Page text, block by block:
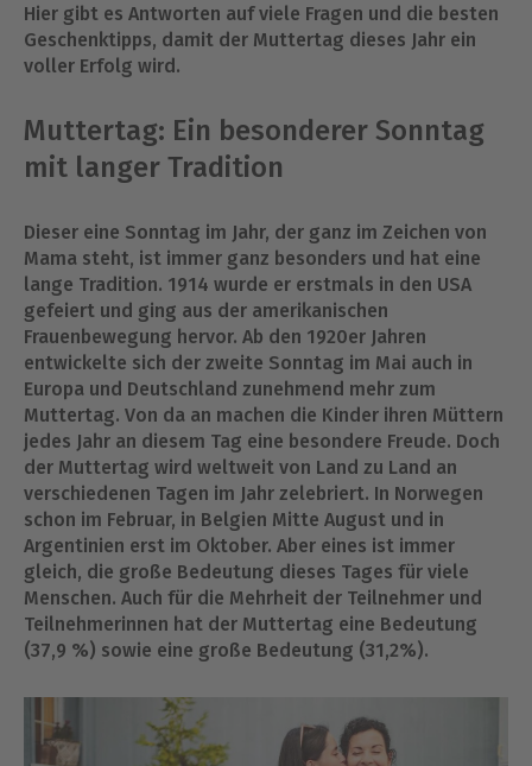
Hier gibt es Antworten auf viele Fragen und die besten
Geschenktipps, damit der Muttertag dieses Jahr ein
voller Erfolg wird.
Muttertag: Ein besonderer Sonntag
mit langer Tradition
Dieser eine Sonntag im Jahr, der ganz im Zeichen von
Mama steht, ist immer ganz besonders und hat eine
lange Tradition. 1914 wurde er erstmals in den USA
gefeiert und ging aus der amerikanischen
Frauenbewegung hervor. Ab den 1920er Jahren
entwickelte sich der zweite Sonntag im Mai auch in
Europa und Deutschland zunehmend mehr zum
Muttertag. Von da an machen die Kinder ihren Müttern
jedes Jahr an diesem Tag eine besondere Freude. Doch
der Muttertag wird weltweit von Land zu Land an
verschiedenen Tagen im Jahr zelebriert. In Norwegen
schon im Februar, in Belgien Mitte August und in
Argentinien erst im Oktober. Aber eines ist immer
gleich, die große Bedeutung dieses Tages für viele
Menschen. Auch für die Mehrheit der Teilnehmer und
Teilnehmerinnen hat der Muttertag eine Bedeutung
(37,9 %) sowie eine große Bedeutung (31,2%).